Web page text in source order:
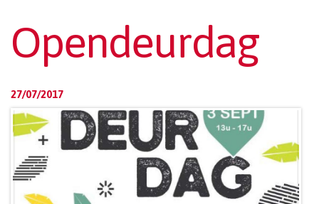
Opendeurdag
27/07/2017